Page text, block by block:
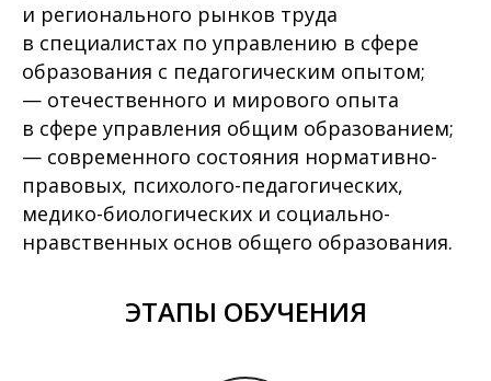
и регионального рынков труда
в специалистах по управлению в сфере
образования с педагогическим опытом;
— отечественного и мирового опыта
в сфере управления общим образованием;
— современного состояния нормативно-
правовых, психолого-педагогических,
медико-биологических и социально-
нравственных основ общего образования.
ЭТАПЫ ОБУЧЕНИЯ